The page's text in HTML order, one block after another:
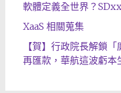
軟體定義全世界？
XaaS 相關蒐集
【賀】行政院長解鎖
再匯款，華航這波虧本